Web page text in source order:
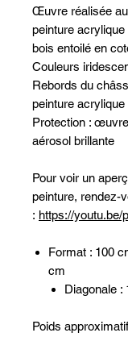
Œuvre réalisée
peinture
bois entoilé en
Couleurs
Rebords du
peinture acrylique
Protection :
aérosol brillante
Pour voir un
peinture, rendez-
: https://youtu.be/
Format : 100
cm
Diagonale :
Poids